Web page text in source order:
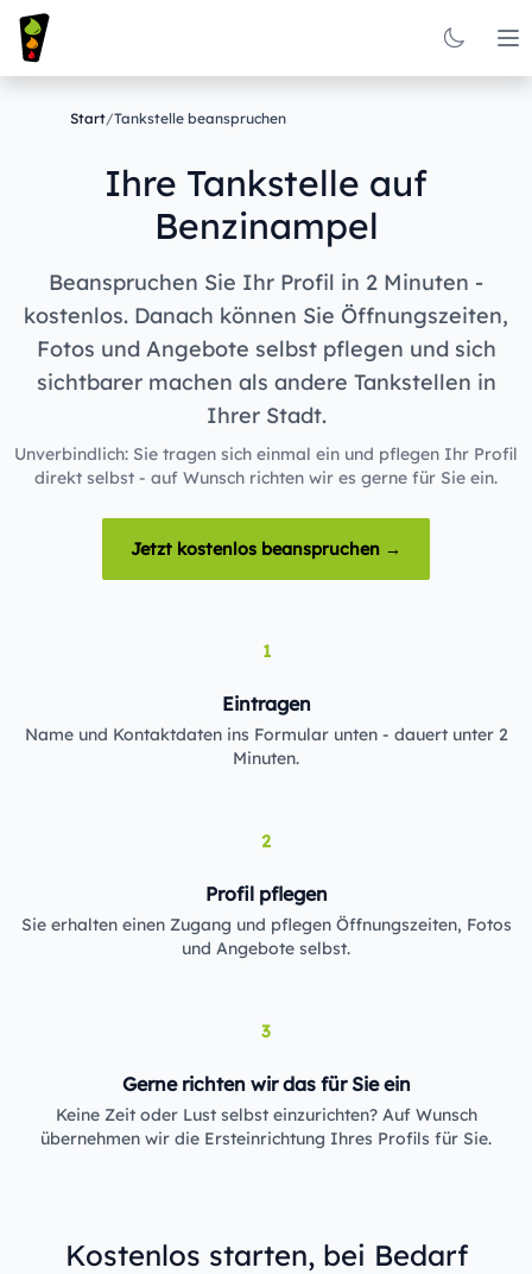
Start/Tankstelle beanspruchen
Ihre Tankstelle auf
Benzinampel
Beanspruchen Sie Ihr Profil in 2 Minuten -
kostenlos. Danach können Sie Öffnungszeiten,
Fotos und Angebote selbst pflegen und sich
sichtbarer machen als andere Tankstellen in
Ihrer Stadt.
Unverbindlich: Sie tragen sich einmal ein und pflegen Ihr Profil
direkt selbst - auf Wunsch richten wir es gerne für Sie ein.
Jetzt kostenlos beanspruchen →
1
Eintragen
Name und Kontaktdaten ins Formular unten - dauert unter 2
Minuten.
2
Profil pflegen
Sie erhalten einen Zugang und pflegen Öffnungszeiten, Fotos
und Angebote selbst.
3
Gerne richten wir das für Sie ein
Keine Zeit oder Lust selbst einzurichten? Auf Wunsch
übernehmen wir die Ersteinrichtung Ihres Profils für Sie.
Kostenlos starten, bei Bedarf